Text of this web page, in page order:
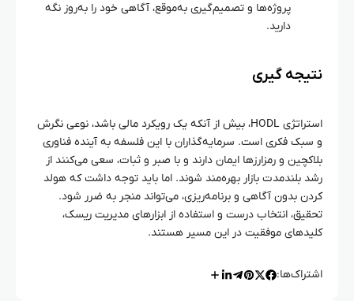
پروژه‌ها و تصمیم‌گیری به‌موقع، آگاهی خود را به‌روز نگه
دارید.
نتیجه‌ گیری
استراتژی HODL، بیش از آنکه یک رویکرد مالی باشد، نوعی نگرش
و سبک فکری است. سرمایه‌گذاران با این فلسفه به آینده فناوری
بلاکچین و رمزارزها ایمان دارند و با صبر و ثبات، سعی می‌کنند از
رشد بلندمدت بازار بهره‌مند شوند. اما باید توجه داشت که هولد
کردن بدون آگاهی و برنامه‌ریزی، می‌تواند منجر به ضرر شود.
تحقیق، انتخاب درست و استفاده از ابزارهای مدیریت ریسک،
کلیدهای موفقیت در این مسیر هستند.
اشتراک‌ها: